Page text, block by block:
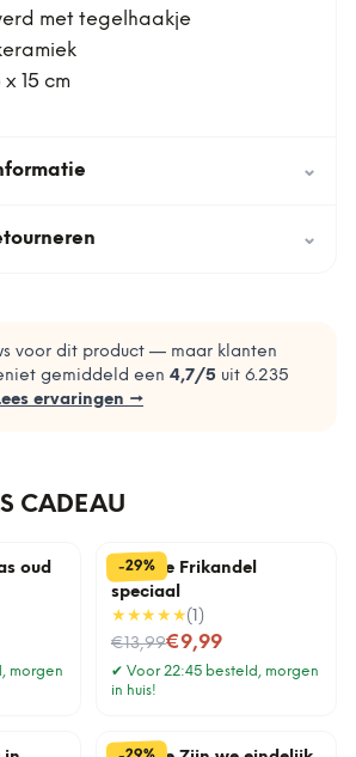
met tegelhaakje
15 cm
⌄
⌄
voor dit product — maar klanten
gemiddeld een 4,7/5 uit 6.235
ervaringen →
CADEAU
oud
morgen
-29%
Tegeltje Frikandel
speciaal
★★★★★( 1 )
€13,99
Nu voor€9,99
✔ Voor 22:45 besteld, morgen
in huis!